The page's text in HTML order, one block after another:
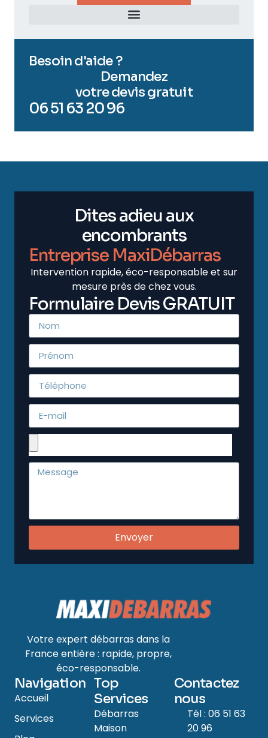
Besoin d'aide ?
Demandez
votre devis gratuit
06 51 63 20 96
Dites adieu aux
encombrants
Entreprise MaxiDébarras
Intervention rapide, éco-responsable et sur
mesure près de chez vous.
Formulaire Devis GRATUIT
Envoyer
Votre expert débarras dans la
France entière : rapide, propre,
éco-responsable.
Navigation
Accueil
Services
Top
Services
Débarras
Maison
Contactez
nous
Tél : 06 51 63
20 96